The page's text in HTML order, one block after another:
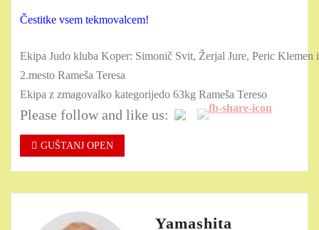
Čestitke vsem tekmovalcem!
Ekipa Judo kluba Koper: Simonič Svit, Žerjal Jure, Peric Klemen
2.mesto Rameša Teresa
Ekipa z zmagovalko kategorijedo 63kg Rameša Tereso
Please follow and like us:
GUŠTANJ OPEN
Yamashita